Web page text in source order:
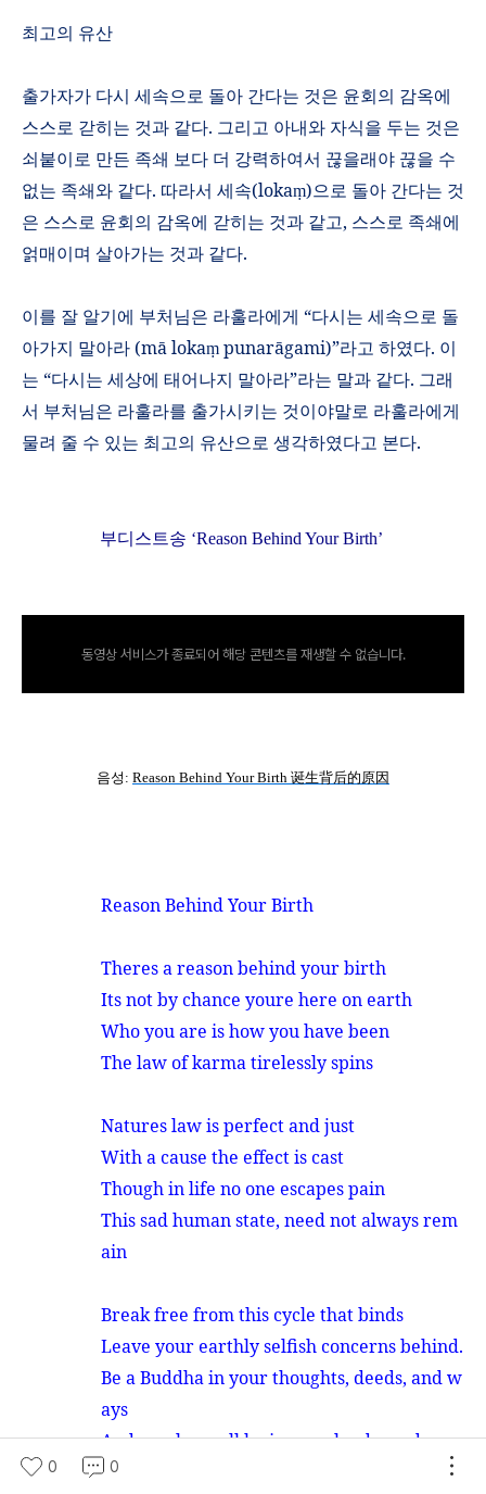
최고의 유산
출가자가 다시 세속으로 돌아 간다는 것은 윤회의 감옥에
스스로 갇히는 것과 같다. 그리고 아내와 자식을 두는 것은
쇠붙이로 만든 족쇄 보다 더 강력하여서 끊을래야 끊을 수
없는 족쇄와 같다. 따라서 세속(lokaṃ)으로 돌아 간다는 것
은 스스로 윤회의 감옥에 갇히는 것과 같고, 스스로 족쇄에
얽매이며 살아가는 것과 같다.
이를 잘 알기에 부처님은 라훌라에게 “다시는 세속으로 돌
아가지 말아라 (mālokaṃ punarāgami)”라고 하였다. 이
는 “다시는 세상에 태어나지 말아라”라는 말과 같다. 그래
서 부처님은 라훌라를 출가시키는 것이야말로 라훌라에게
물려 줄 수 있는 최고의 유산으로 생각하였다고 본다.
부디스트송 ‘Reason Behind Your Birth’
동영상 서비스가 종료되어 해당 콘텐츠를 재생할 수 없습니다.
음성 : Reason Behind Your Birth 诞生背后的原因
Reason Behind Your Birth
Theres a reason behind your birth
Its not by chance youre here on earth
Who you are is how you have been
The law of karma tirelessly spins
Natures law is perfect and just
With a cause the effect is cast
Though in life no one escapes pain
This sad human state, need not always rem
ain
Break free from this cycle that binds
Leave your earthly selfish concerns behind.
Be a Buddha in your thoughts, deeds, and w
ays
And surely, youll be in pure land one day
0 0